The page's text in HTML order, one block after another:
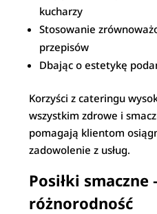
kucharzy
Stosowanie
przepisów
Dbając o estetykę
Korzyści z cateringu
wszystkim zdrowe i
pomagają klientom
zadowolenie z usług.
Posiłki smaczne
różnorodność